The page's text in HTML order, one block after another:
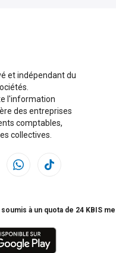
et indépendant du
l'information
des entreprises
comptables,
collectives.
à un quota de 24 KBIS